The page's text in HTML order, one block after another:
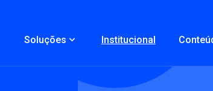
Soluções keyboard_arrow_down Institucional